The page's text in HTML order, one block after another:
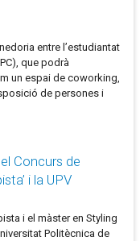
entre l’estudiantat
que podrà
un espai de coworking,
de persones i
Concurs de
i la UPV
i el màster en Styling
Politècnica de